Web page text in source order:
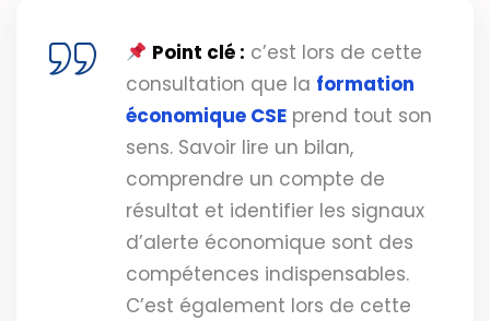
Point clé : c’est lors de cette
consultation que la formation
économique CSE prend tout son
sens. Savoir lire un bilan,
comprendre un compte de
résultat et identifier les signaux
d’alerte économique sont des
compétences indispensables.
C’est également lors de cette